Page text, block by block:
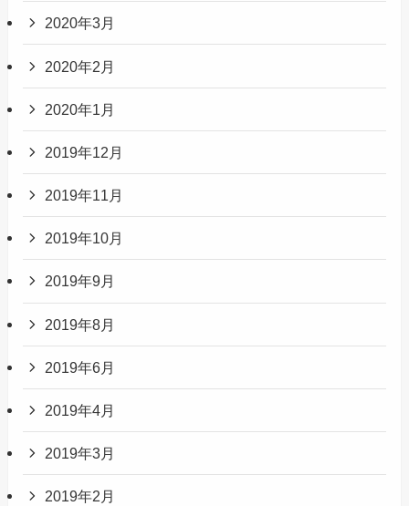
2020年3月
2020年2月
2020年1月
2019年12月
2019年11月
2019年10月
2019年9月
2019年8月
2019年6月
2019年4月
2019年3月
2019年2月